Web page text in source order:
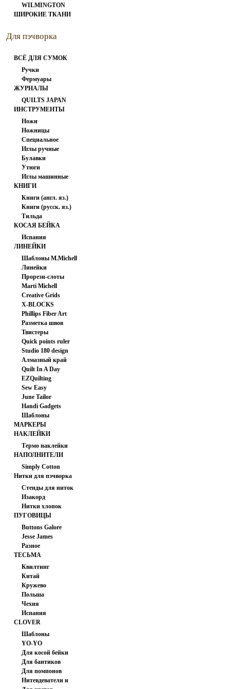
WILMINGTON
ШИРОКИЕ ТКАНИ
Для пэчворка
ВСЁ ДЛЯ СУМОК
Ручки
Фермуары
ЖУРНАЛЫ
QUILTS JAPAN
ИНСТРУМЕНТЫ
Ножи
Ножницы
Специальное
Иглы ручные
Булавки
Утюги
Иглы машинные
КНИГИ
Книги (англ. яз.)
Книги (русск. яз.)
Тильда
КОСАЯ БЕЙКА
Испания
ЛИНЕЙКИ
Шаблоны M.Michell
Линейки
Прорези-слоты
Marti Michell
Creative Grids
X-BLOCKS
Phillips Fiber Art
Разметка швов
Твистеры
Quick points ruler
Studio 180 design
Алмазный край
Quilt In A Day
EZQuilting
Sew Easy
June Tailor
Handi Gadgets
Шаблоны
МАРКЕРЫ
НАКЛЕЙКИ
Термо наклейки
НАПОЛНИТЕЛИ
Simply Cotton
(США)
Нитки для пэчворка
Стенды для ниток
Изакорд
мультиколор
Нитки хлопок
ПУГОВИЦЫ
Buttons Galore
Jesse James
Разное
ТЕСЬМА
Квилтинг
Китай
Кружево
Польша
Чехия
Испания
CLOVER
Шаблоны
YO-YO
Для косой бейки
Для бантиков
Для помпонов
Нитевдеватели и